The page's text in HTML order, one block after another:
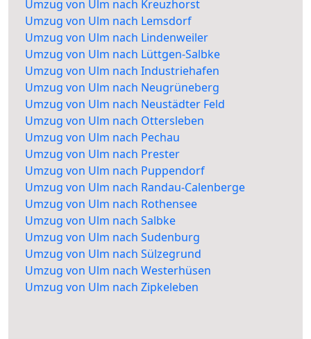
Umzug von Ulm nach Kreuzhorst
Umzug von Ulm nach Lemsdorf
Umzug von Ulm nach Lindenweiler
Umzug von Ulm nach Lüttgen-Salbke
Umzug von Ulm nach Industriehafen
Umzug von Ulm nach Neugrüneberg
Umzug von Ulm nach Neustädter Feld
Umzug von Ulm nach Ottersleben
Umzug von Ulm nach Pechau
Umzug von Ulm nach Prester
Umzug von Ulm nach Puppendorf
Umzug von Ulm nach Randau-Calenberge
Umzug von Ulm nach Rothensee
Umzug von Ulm nach Salbke
Umzug von Ulm nach Sudenburg
Umzug von Ulm nach Sülzegrund
Umzug von Ulm nach Westerhüsen
Umzug von Ulm nach Zipkeleben